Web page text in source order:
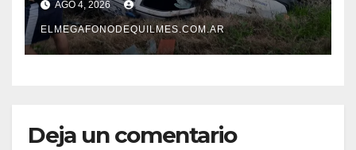
tras un operativo policial
AGO 4, 2026
ELMEGAFONODEQUILMES.COM.AR
Deja un comentario